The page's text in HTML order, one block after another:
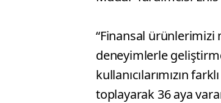
“Finansal ürünlerimizi
deneyimlerle
kullanıcılarımızın
toplayarak 36 aya